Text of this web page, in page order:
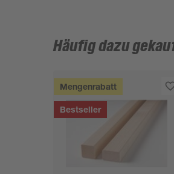
Häufig dazu
Mengenrabatt
Bestseller